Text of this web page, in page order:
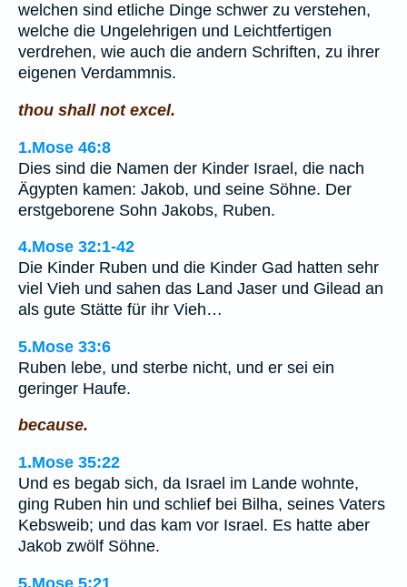
welchen sind etliche Dinge schwer zu verstehen,
welche die Ungelehrigen und Leichtfertigen
verdrehen, wie auch die andern Schriften, zu ihrer
eigenen Verdammnis.
thou shall not excel.
1.Mose 46:8
Dies sind die Namen der Kinder Israel, die nach
Ägypten kamen: Jakob, und seine Söhne. Der
erstgeborene Sohn Jakobs, Ruben.
4.Mose 32:1-42
Die Kinder Ruben und die Kinder Gad hatten sehr
viel Vieh und sahen das Land Jaser und Gilead an
als gute Stätte für ihr Vieh…
5.Mose 33:6
Ruben lebe, und sterbe nicht, und er sei ein
geringer Haufe.
because.
1.Mose 35:22
Und es begab sich, da Israel im Lande wohnte,
ging Ruben hin und schlief bei Bilha, seines Vaters
Kebsweib; und das kam vor Israel. Es hatte aber
Jakob zwölf Söhne.
5.Mose 5:21